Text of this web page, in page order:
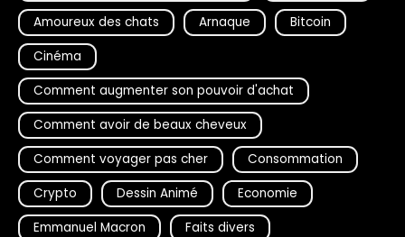
Amoureux des chats Arnaque
Bitcoin
Cinéma
Comment augmenter son pouvoir d'achat
Comment avoir de beaux cheveux
Comment voyager pas cher
Consommation
Crypto
Dessin Animé
Economie
Emmanuel Macron
Faits divers